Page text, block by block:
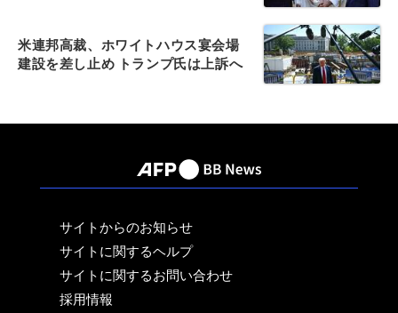
米連邦高裁、ホワイトハウス宴会場
建設を差し止め トランプ氏は上訴へ
サイトからのお知らせ
サイトに関するヘルプ
サイトに関するお問い合わせ
採用情報